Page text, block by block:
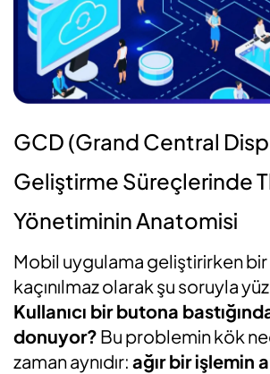
GCD (Grand Central
Geliştirme Süreçlerinde
Yönetiminin Anatomisi
Mobil uygulama geliştirirken
kaçınılmaz olarak şu soruyla
Kullanıcı bir butona
donuyor? Bu problemin kök
zaman aynıdır: ağır bir işlemin